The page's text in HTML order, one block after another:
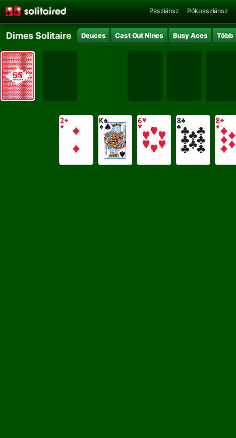
Pasziánsz Pókpasziánsz
Dimes Solitaire Deuces Cast Out Nines Busy Aces Több